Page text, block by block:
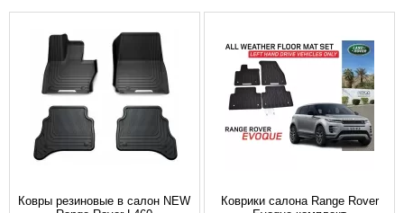
Ковры резиновые в салон NEW
Коврики салона Range Rover